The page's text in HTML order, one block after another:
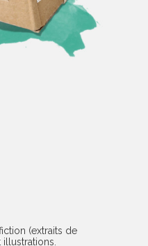
(extraits de